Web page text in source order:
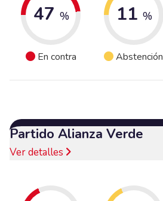
47 %
En contra
11 %
Abstención
Partido Alianza Verde
Ver detalles